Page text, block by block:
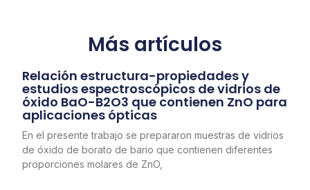
Más artículos
Relación estructura-propiedades y
estudios espectroscópicos de vidrios de
óxido BaO-B2O3 que contienen ZnO para
aplicaciones ópticas
En el presente trabajo se prepararon muestras de vidrios
de óxido de borato de bario que contienen diferentes
proporciones molares de ZnO,